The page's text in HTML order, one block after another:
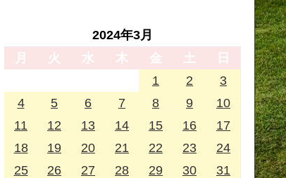
2024年3月
月
火 水 木 金 土
日
1
2
3
4
5 6 7 8 9
10
11
12 13 14 15 16
17
18
19 20 21 22 23
24
25
26 27 28 29 30 31